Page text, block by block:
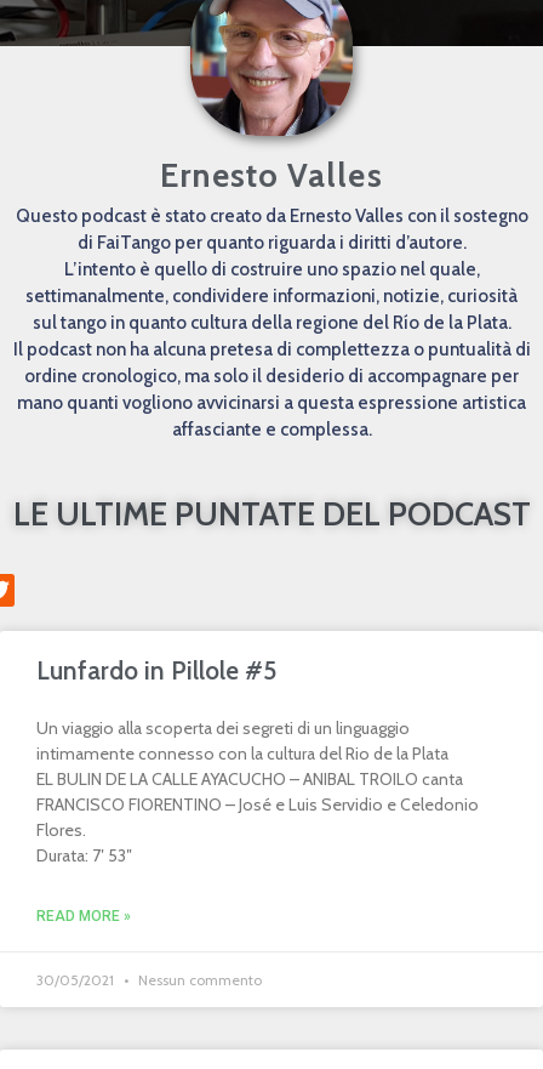
Ernesto Valles
Questo podcast è stato creato da Ernesto Valles con il sostegno
di FaiTango per quanto riguarda i diritti d’autore.
L’intento è quello di costruire uno spazio nel quale,
settimanalmente, condividere informazioni, notizie, curiosità
sul tango in quanto cultura della regione del Río de la Plata.
Il podcast non ha alcuna pretesa di complettezza o puntualità di
ordine cronologico, ma solo il desiderio di accompagnare per
mano quanti vogliono avvicinarsi a questa espressione artistica
affasciante e complessa.
LE ULTIME PUNTATE DEL PODCAST
Lunfardo in Pillole #5
Un viaggio alla scoperta dei segreti di un linguaggio
intimamente connesso con la cultura del Rio de la Plata
EL BULIN DE LA CALLE AYACUCHO – ANIBAL TROILO canta
FRANCISCO FIORENTINO – José e Luis Servidio e Celedonio
Flores.
Durata: 7′ 53″
READ MORE »
30/05/2021 Nessun commento